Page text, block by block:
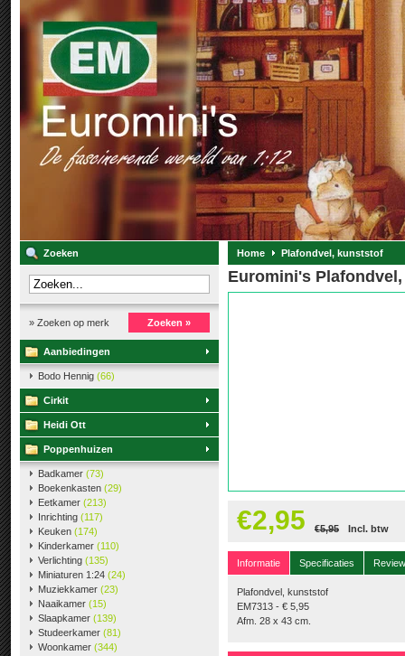
Zoeken
» Zoeken op merk Zoeken »
Aanbiedingen
Bodo Hennig (66)
Cirkit
Heidi Ott
Poppenhuizen
Badkamer (73)
Boekenkasten (29)
Eetkamer (213)
Inrichting (117)
Keuken (174)
Kinderkamer (110)
Verlichting (135)
Miniaturen 1:24 (24)
Muziekkamer (23)
Naaikamer (15)
Slaapkamer (139)
Studeerkamer (81)
Woonkamer (344)
Home Plafondvel, kunststof
Euromini's
€2,95 €5,95 Incl. btw
Informatie Specificaties
Plafondvel, kunststof
EM7313 - € 5,95
Afm. 28 x 43 cm.